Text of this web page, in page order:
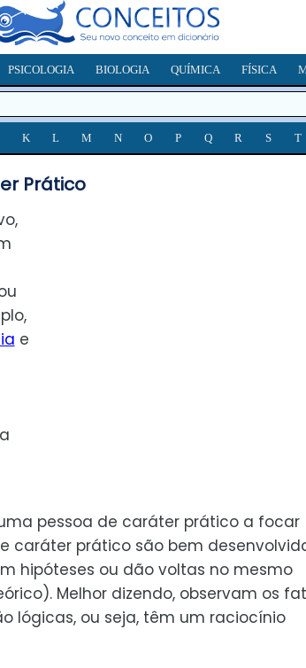
PSICOLOGIA BIOLOGIA QUÍMICA FÍSICA
K L M N O P Q R S T
Prático
e
pessoa de caráter prático a focar
caráter prático são bem
hipóteses ou dão voltas no mesmo
Melhor dizendo, observam os
lógicas, ou seja, têm um raciocínio